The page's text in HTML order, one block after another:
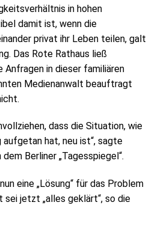
in hohen
damit ist, wenn die
privat ihr Leben teilen, galt
Das Rote Rathaus ließ
in dieser familiären
Medienanwalt beauftragt
dass die Situation, wie
hat, neu ist“, sagte
Berliner „Tagesspiegel“.
eine „Lösung“ für das Problem
sei jetzt „alles geklärt“, so die